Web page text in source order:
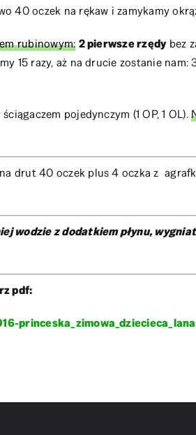
40 oczek na rękaw i zamykamy
rubinowym: 2 pierwsze rzędy bez
15 razy, aż na drucie zostanie
pojedynczym (1 OP, 1 OL).
drut 40 oczek plus 4 oczka z
wodzie z dodatkiem płynu,
pdf: